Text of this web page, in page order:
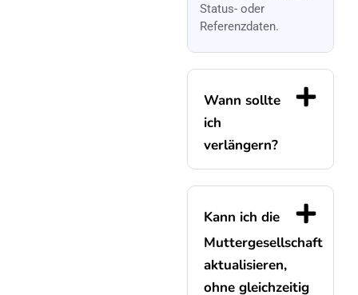
Status- oder
Referenzdaten.
Wann sollte
ich
verlängern?
Kann ich die
Muttergesellschaft
aktualisieren,
ohne gleichzeitig